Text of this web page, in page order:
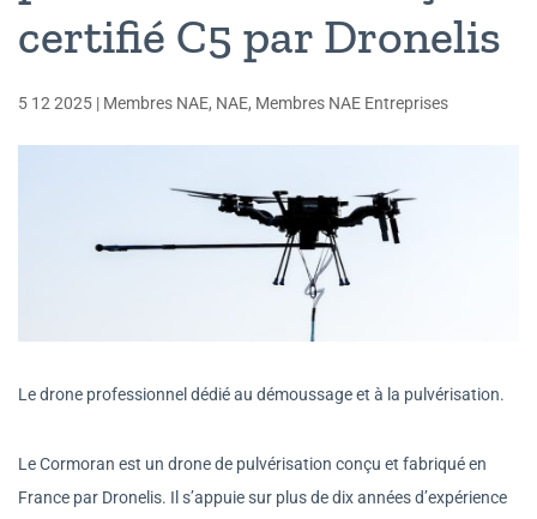
certifié C5 par Dronelis
5 12 2025 | Membres NAE, NAE, Membres NAE Entreprises
Le drone professionnel dédié au démoussage et à la pulvérisation.
Le Cormoran est un drone de pulvérisation conçu et fabriqué en
France par Dronelis. Il s’appuie sur plus de dix années d’expérience